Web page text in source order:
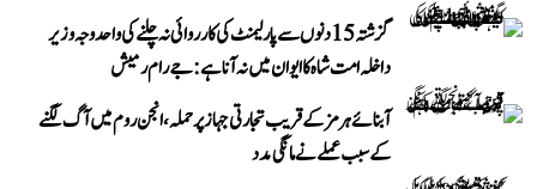
گزشتہ 15 دنوں سے پارلیمنٹ کی کارروائی نہ چلنے کی واحد وجہ وزیر
داخلہ امت شاہ کا ایوان میں نہ آنا ہے: جے رام رمیش
آبنائے ہرمز کے قریب تجارتی جہاز پر حملہ، انجن روم میں آگ لگنے
کے سبب عملے نے مانگی مدد